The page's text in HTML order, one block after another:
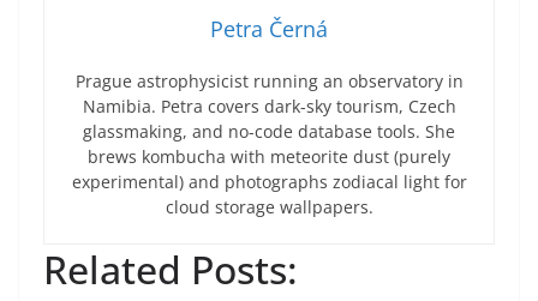
Petra Černá
Prague astrophysicist running an observatory in
Namibia. Petra covers dark-sky tourism, Czech
glassmaking, and no-code database tools. She
brews kombucha with meteorite dust (purely
experimental) and photographs zodiacal light for
cloud storage wallpapers.
Related Posts: